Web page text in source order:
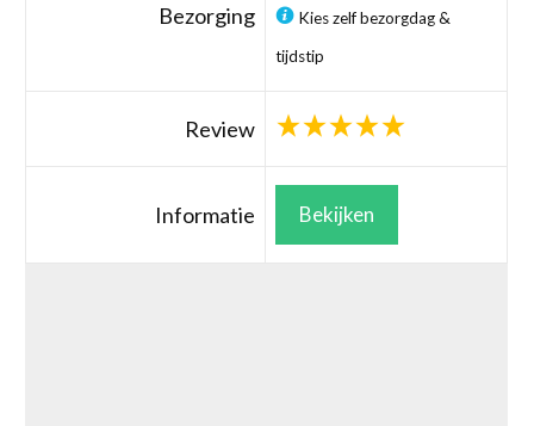
Bezorging
Kies zelf bezorgdag &
tijdstip
Review
Informatie Bekijken